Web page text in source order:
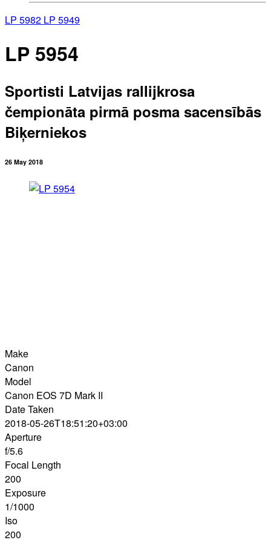
LP 5982 LP 5949
LP 5954
Sportisti Latvijas rallijkrosa
čempionāta pirmā posma sacensībās
Biķerniekos
26 May 2018
Make
Canon
Model
Canon EOS 7D Mark II
Date Taken
2018-05-26T18:51:20+03:00
Aperture
f/5.6
Focal Length
200
Exposure
1/1000
Iso
200